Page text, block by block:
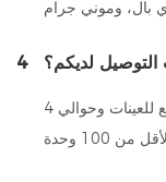
4 لديكم؟
يعتمد ذلك على كمية الطلب، حوالي 5 أسابيع للعينات وحوالي 4